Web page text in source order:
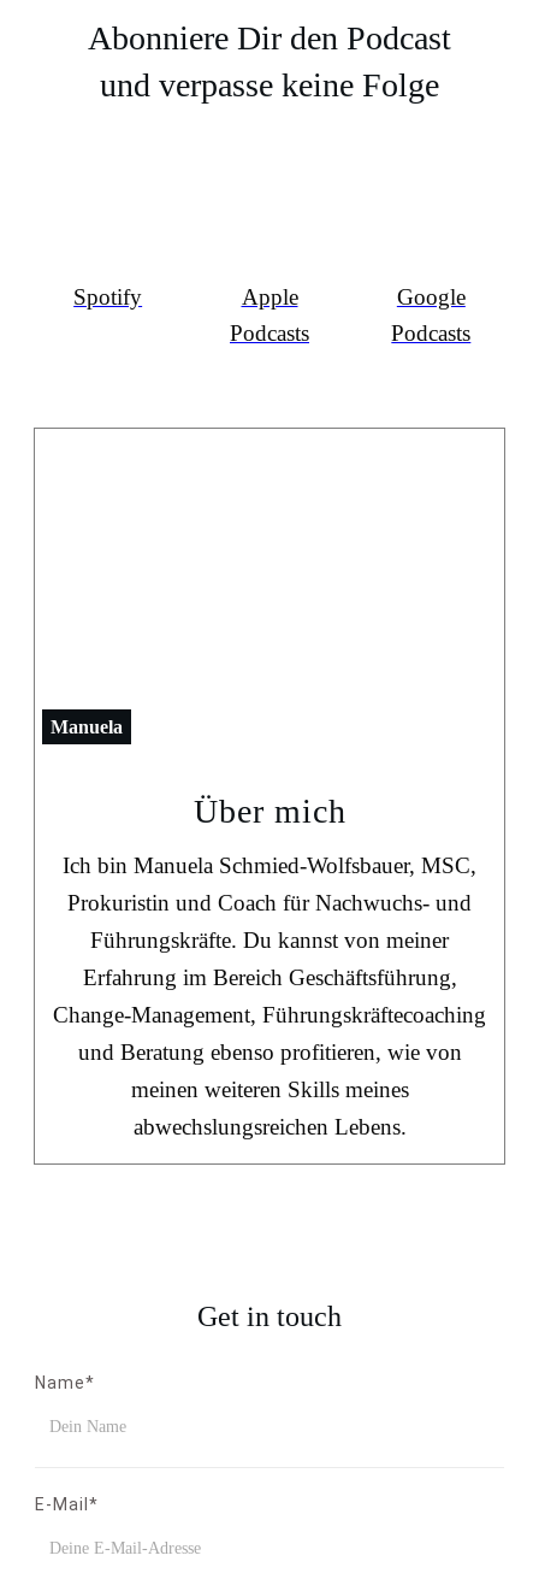
Abonniere Dir den Podcast
und verpasse keine Folge
Spotify
Apple
Podcasts
Google
Podcasts
Manuela
Über mich
Ich bin Manuela Schmied-Wolfsbauer, MSC,
Prokuristin und Coach für Nachwuchs- und
Führungskräfte. Du kannst von meiner
Erfahrung im Bereich Geschäftsführung,
Change-Management, Führungskräftecoaching
und Beratung ebenso profitieren, wie von
meinen weiteren Skills meines
abwechslungsreichen Lebens.
Get in touch
Name*
E-Mail*